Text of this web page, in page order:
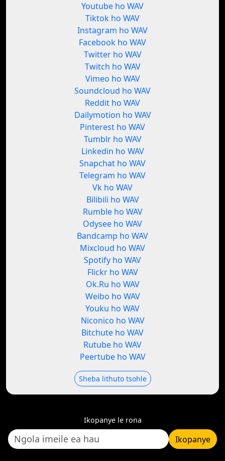
Youtube ho WAV
Tiktok ho WAV
Instagram ho WAV
Facebook ho WAV
Twitter ho WAV
Twitch ho WAV
Vimeo ho WAV
Soundcloud ho WAV
Reddit ho WAV
Dailymotion ho WAV
Pinterest ho WAV
Tumblr ho WAV
Linkedin ho WAV
Snapchat ho WAV
Telegram ho WAV
Vk ho WAV
Bilibili ho WAV
Rumble ho WAV
Odysee ho WAV
Bandcamp ho WAV
Mixcloud ho WAV
Spotify ho WAV
Flickr ho WAV
Ok.Ru ho WAV
Weibo ho WAV
Youku ho WAV
Niconico ho WAV
Bitchute ho WAV
Rutube ho WAV
Peertube ho WAV
Sheba lithuto tsohle
Ikopanye le rona
Ikopanye